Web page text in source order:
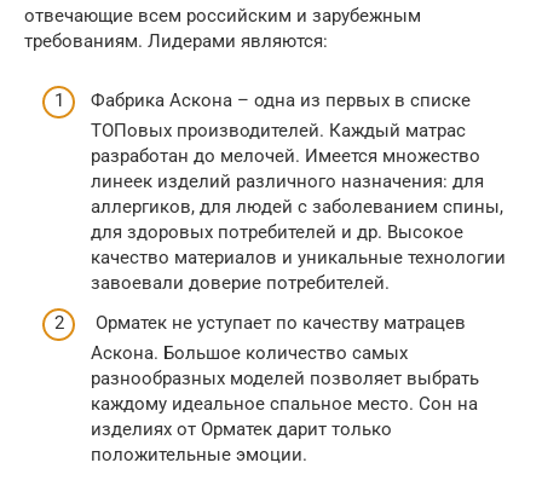
отвечающие всем российским и зарубежным
требованиям. Лидерами являются:
Фабрика Аскона – одна из первых в списке
ТОПовых производителей. Каждый матрас
разработан до мелочей. Имеется множество
линеек изделий различного назначения: для
аллергиков, для людей с заболеванием спины,
для здоровых потребителей и др. Высокое
качество материалов и уникальные технологии
завоевали доверие потребителей.
Орматек не уступает по качеству матрацев
Аскона. Большое количество самых
разнообразных моделей позволяет выбрать
каждому идеальное спальное место. Сон на
изделиях от Орматек дарит только
положительные эмоции.